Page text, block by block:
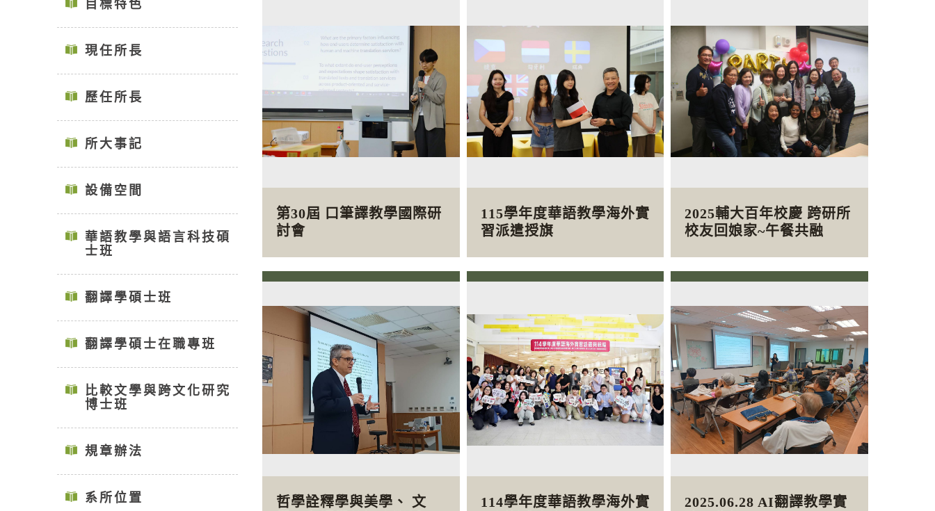
目標特色
現任所長
歷任所長
所大事記
設備空間
華語教學與語言科技碩
士班
翻譯學碩士班
翻譯學碩士在職專班
比較文學與跨文化研究
博士班
規章辦法
系所位置
第30屆 口筆譯教學國際研
討會
115學年度華語教學海外實
習派遣授旗
2025輔大百年校慶 跨研所
校友回娘家~午餐共融
哲學詮釋學與美學、 文
114學年度華語教學海外實
2025.06.28 AI翻譯教學實